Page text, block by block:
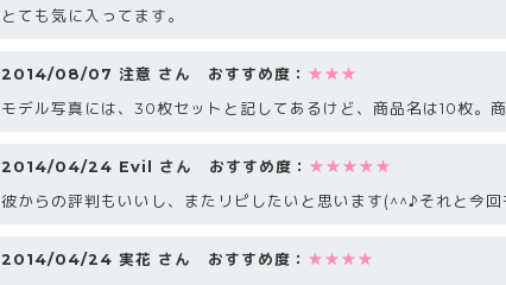
とても気に入ってます。
2014/08/07 注意 さん おすすめ度： ★★★
モデル写真には、30枚セットと記してあるけど、商品名は10枚。
2014/04/24 Evil さん おすすめ度： ★★★★★
彼からの評判もいいし、またリピしたいと思います(^^♪それと今
2014/04/24 実花 さん おすすめ度： ★★★★